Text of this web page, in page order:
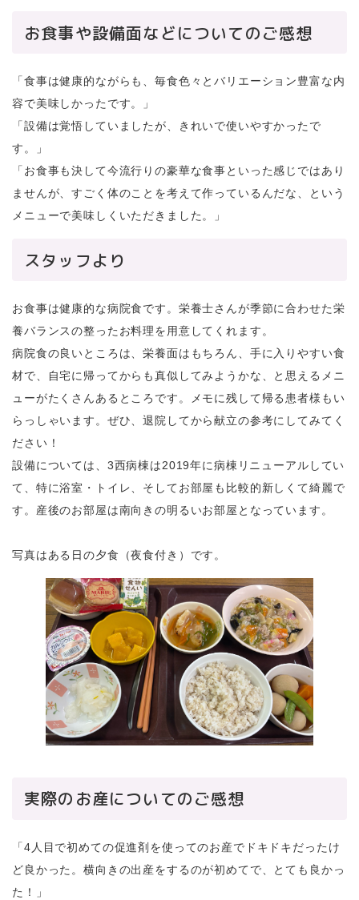
お食事や設備面などについてのご感想
「食事は健康的ながらも、毎食色々とバリエーション豊富な内
容で美味しかったです。」
「設備は覚悟していましたが、きれいで使いやすかったで
す。」
「お食事も決して今流行りの豪華な食事といった感じではあり
ませんが、すごく体のことを考えて作っているんだな、という
メニューで美味しくいただきました。」
スタッフより
お食事は健康的な病院食です。栄養士さんが季節に合わせた栄
養バランスの整ったお料理を用意してくれます。
病院食の良いところは、栄養面はもちろん、手に入りやすい食
材で、自宅に帰ってからも真似してみようかな、と思えるメニ
ューがたくさんあるところです。メモに残して帰る患者様もい
らっしゃいます。ぜひ、退院してから献立の参考にしてみてく
ださい！
設備については、3西病棟は2019年に病棟リニューアルしてい
て、特に浴室・トイレ、そしてお部屋も比較的新しくて綺麗で
す。産後のお部屋は南向きの明るいお部屋となっています。
写真はある日の夕食（夜食付き）です。
実際のお産についてのご感想
「4人目で初めての促進剤を使ってのお産でドキドキだったけ
ど良かった。横向きの出産をするのが初めてで、とても良かっ
た！」